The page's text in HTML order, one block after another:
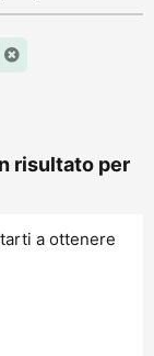
risultato per
a ottenere